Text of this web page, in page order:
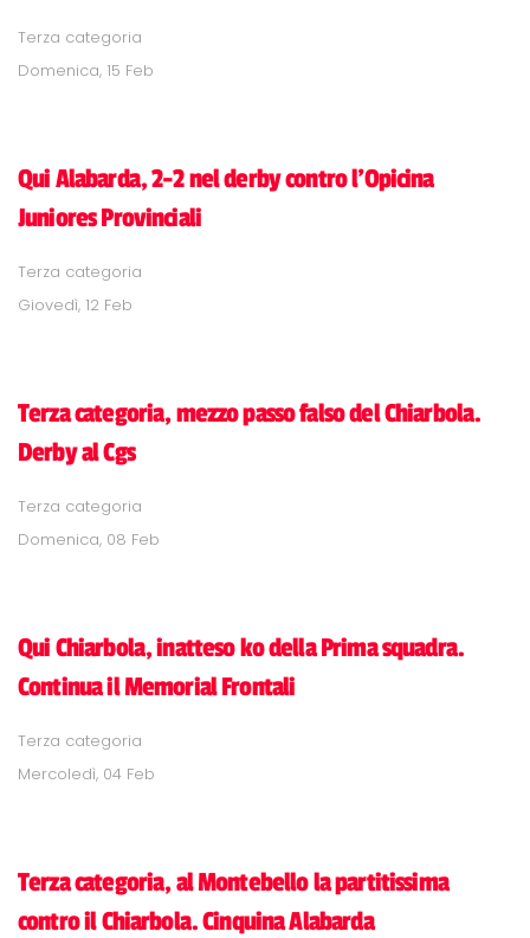
Terza categoria
Domenica, 15 Feb
Qui Alabarda, 2-2 nel derby contro l'Opicina
Juniores Provinciali
Terza categoria
Giovedì, 12 Feb
Terza categoria, mezzo passo falso del Chiarbola.
Derby al Cgs
Terza categoria
Domenica, 08 Feb
Qui Chiarbola, inatteso ko della Prima squadra.
Continua il Memorial Frontali
Terza categoria
Mercoledì, 04 Feb
Terza categoria, al Montebello la partitissima
contro il Chiarbola. Cinquina Alabarda